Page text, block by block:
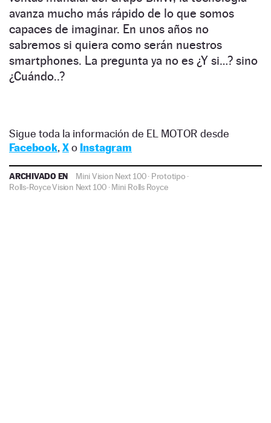
avanza mucho más rápido de lo que somos
capaces de imaginar. En unos años no
sabremos si quiera como serán nuestros
smartphones. La pregunta ya no es ¿Y si…? sino
¿Cuándo..?
Sigue toda la información de EL MOTOR desde
Facebook, Xo Instagram
ARCHIVADO EN Mini Vision Next 100· Prototipo ·
Rolls-Royce Vision Next 100·Mini Rolls Royce